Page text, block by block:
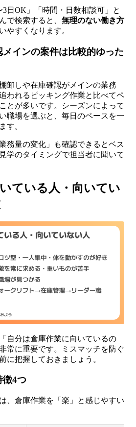
3日OK」「時間・日数相談可」と
で検索すると、 無理のない働き方
やすくなります。
インの案件は比較的ゆった
卸しや在庫確認がメインの業務
われるピッキング作業と比べてペ
とが多いです。シーズンによって
職場を選ぶと、毎日のペースを一
す。
務量の変化」も確認できるとベス
学のタイミングで担当者に聞いて
ている人・向いてい
自分は倉庫作業に向いているの
常に重要です。ミスマッチを防ぐ
に把握しておきましょう。
徴4つ
、倉庫作業を「楽」と感じやすい